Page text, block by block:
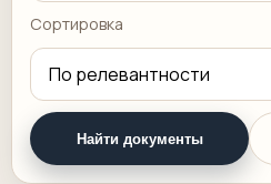
Сортировка
Найти документы